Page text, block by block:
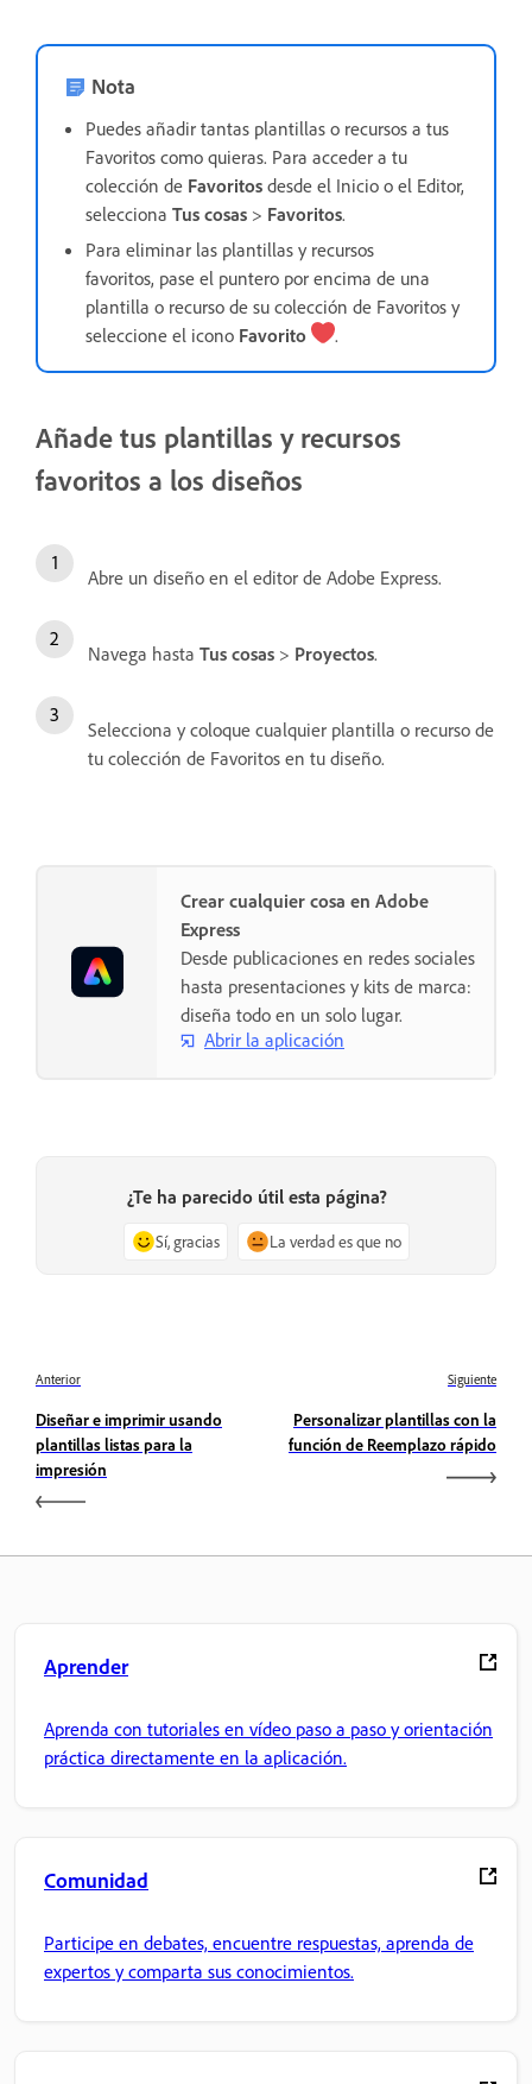
Nota
Puedes añadir tantas plantillas o recursos a tus
Favoritos como quieras. Para acceder a tu
colección de Favoritos desde el Inicio o el Editor,
selecciona Tus cosas > Favoritos.
Para eliminar las plantillas y recursos
favoritos, pase el puntero por encima de una
plantilla o recurso de su colección de Favoritos y
seleccione el icono Favorito .
Añade tus plantillas y recursos
favoritos a los diseños
Abre un diseño en el editor de Adobe Express.
Navega hasta Tus cosas > Proyectos.
Selecciona y coloque cualquier plantilla o recurso de
tu colección de Favoritos en tu diseño.
Crear cualquier cosa en Adobe
Express
Desde publicaciones en redes sociales
hasta presentaciones y kits de marca:
diseña todo en un solo lugar.
Abrir la aplicación
¿Te ha parecido útil esta página?
Sí, gracias La verdad es que no
Anterior
Diseñar e imprimir usando
plantillas listas para la
impresión
Siguiente
Personalizar plantillas con la
función de Reemplazo rápido
Aprender
Aprenda con tutoriales en vídeo paso a paso y orientación
práctica directamente en la aplicación.
Comunidad
Participe en debates, encuentre respuestas, aprenda de
expertos y comparta sus conocimientos.